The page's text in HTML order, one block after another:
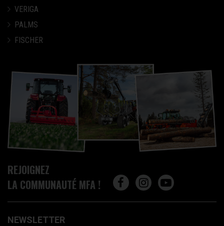
VERIGA
PALMS
FISCHER
REJOIGNEZ
LA COMMUNAUTÉ MFA !
NEWSLETTER